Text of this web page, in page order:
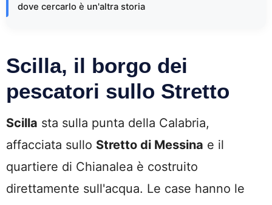
dove cercarlo è un'altra storia
Scilla, il borgo dei
pescatori sullo Stretto
Scilla sta sulla punta della Calabria,
affacciata sullo Stretto di Messina e il
quartiere di Chianalea è costruito
direttamente sull'acqua. Le case hanno le